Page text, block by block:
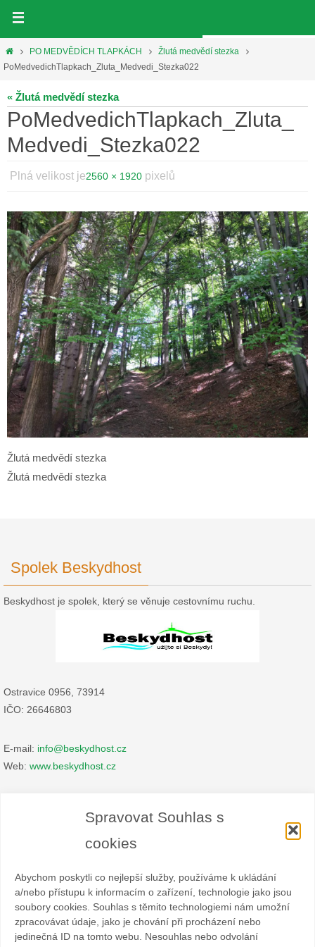
Spravovat Souhlas s
cookies
Abychom poskytli co nejlepší služby, používáme k ukládání
a/nebo přístupu k informacím o zařízení, technologie jako jsou
soubory cookies. Souhlas s těmito technologiemi nám umožní
zpracovávat údaje, jako je chování při procházení nebo
jedinečná ID na tomto webu. Nesouhlas nebo odvolání
obsahHomePO MEDVĚDÍCH TLAPKÁCH
Žlutá medvědí stezka
PoMedvedichTlapkach_Zluta_Medvedi_Stezka022
« Žlutá medvědí stezka
PoMedvedichTlapkach_Zluta_
Medvedi_Stezka022
Plná velikost je2560 × 1920 pixelů
Žlutá medvědí stezka
Žlutá medvědí stezka
Spolek Beskydhost
Beskydhost je spolek, který se věnuje cestovnímu ruchu.
Ostravice 0956, 73914
IČO: 26646803
E-mail: info@beskydhost.cz
Web: www.beskydhost.cz
Spolek BESKYDHOST je dobrovolný svazek fyzických a
právnických osob podnikajících v hostinské živnosti